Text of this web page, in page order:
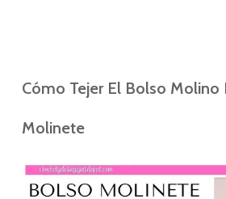
Cómo Tejer El Bolso Molino
Molinete